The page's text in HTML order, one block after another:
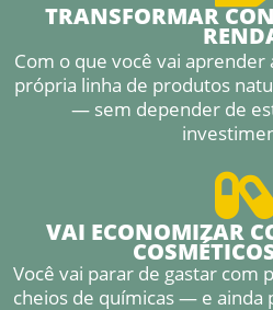
TRANSFORMAR
Com o que você vai
própria linha de produtos
— sem depender de
VAI ECONOMIZAR
Você vai parar de gastar com
cheios de químicas — e ainda